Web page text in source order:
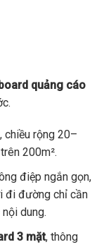
quảng cáo
rộng 20–
200m².
điệp ngắn gọn,
đi đường chỉ cần
dung.
3 mặt, thông